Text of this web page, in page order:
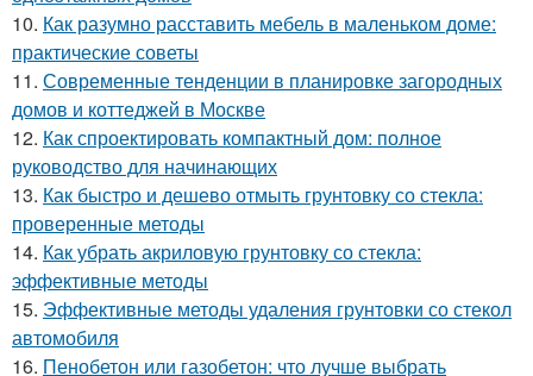
10. Как разумно расставить мебель в маленьком доме:
практические советы
11. Современные тенденции в планировке загородных
домов и коттеджей в Москве
12. Как спроектировать компактный дом: полное
руководство для начинающих
13. Как быстро и дешево отмыть грунтовку со стекла:
проверенные методы
14. Как убрать акриловую грунтовку со стекла:
эффективные методы
15. Эффективные методы удаления грунтовки со стекол
автомобиля
16. Пенобетон или газобетон: что лучше выбрать